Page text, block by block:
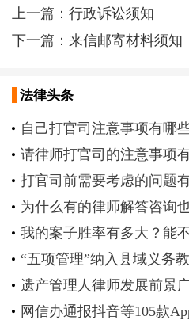
上一篇：行政诉讼须知
下一篇：来信邮寄材料须知
法律头条
自己打官司注意事项有哪
请律师打官司的注意事项
打官司前需要考虑的问题
为什么有的律师解答咨询
我的案子胜率有多大？能
“五项管理”纳入县域义务
遗产管理人律师发展前景
网信办通报抖音等105款